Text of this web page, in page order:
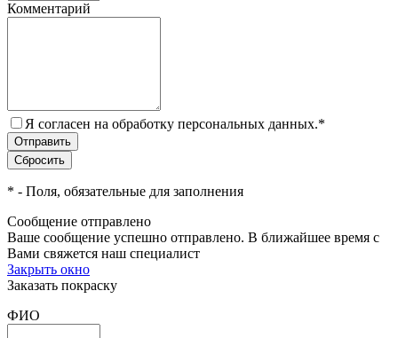
Комментарий
Я согласен на обработку персональных данных.*
* - Поля, обязательные для заполнения
Сообщение отправлено
Ваше сообщение успешно отправлено. В ближайшее время с
Вами свяжется наш специалист
Закрыть окно
Заказать покраску
ФИО